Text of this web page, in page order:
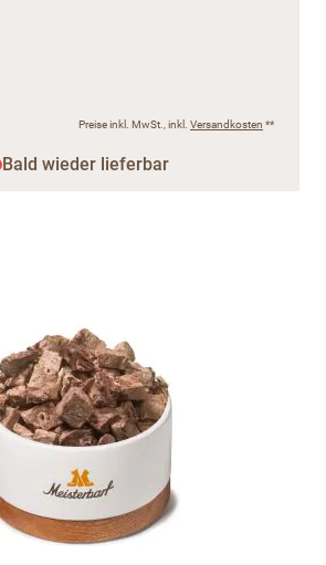
Preise inkl. MwSt., inkl. Versandkosten **
Bald wieder lieferbar